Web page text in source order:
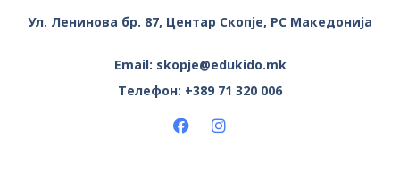
Ул. Ленинова бр. 87, Центар Скопје, РС Македонија
Email: skopje@edukido.mk
Телефон: +389 71 320 006